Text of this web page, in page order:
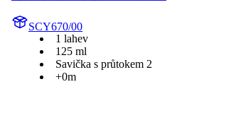
SCY670/00
1 lahev
125 ml
Savička s průtokem 2
+0m